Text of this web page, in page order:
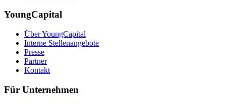
YoungCapital
Über YoungCapital
Interne Stellenangebote
Presse
Partner
Kontakt
Für Unternehmen